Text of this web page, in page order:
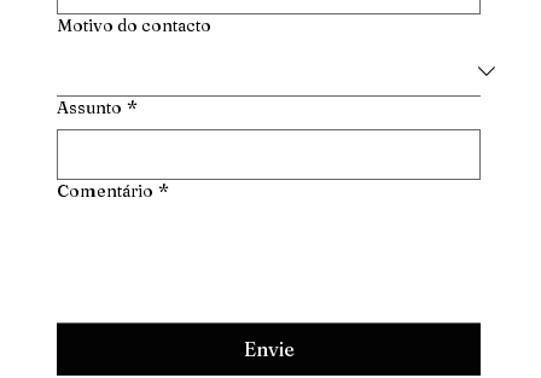
Motivo do contacto
Assunto *
Comentário *
Envie